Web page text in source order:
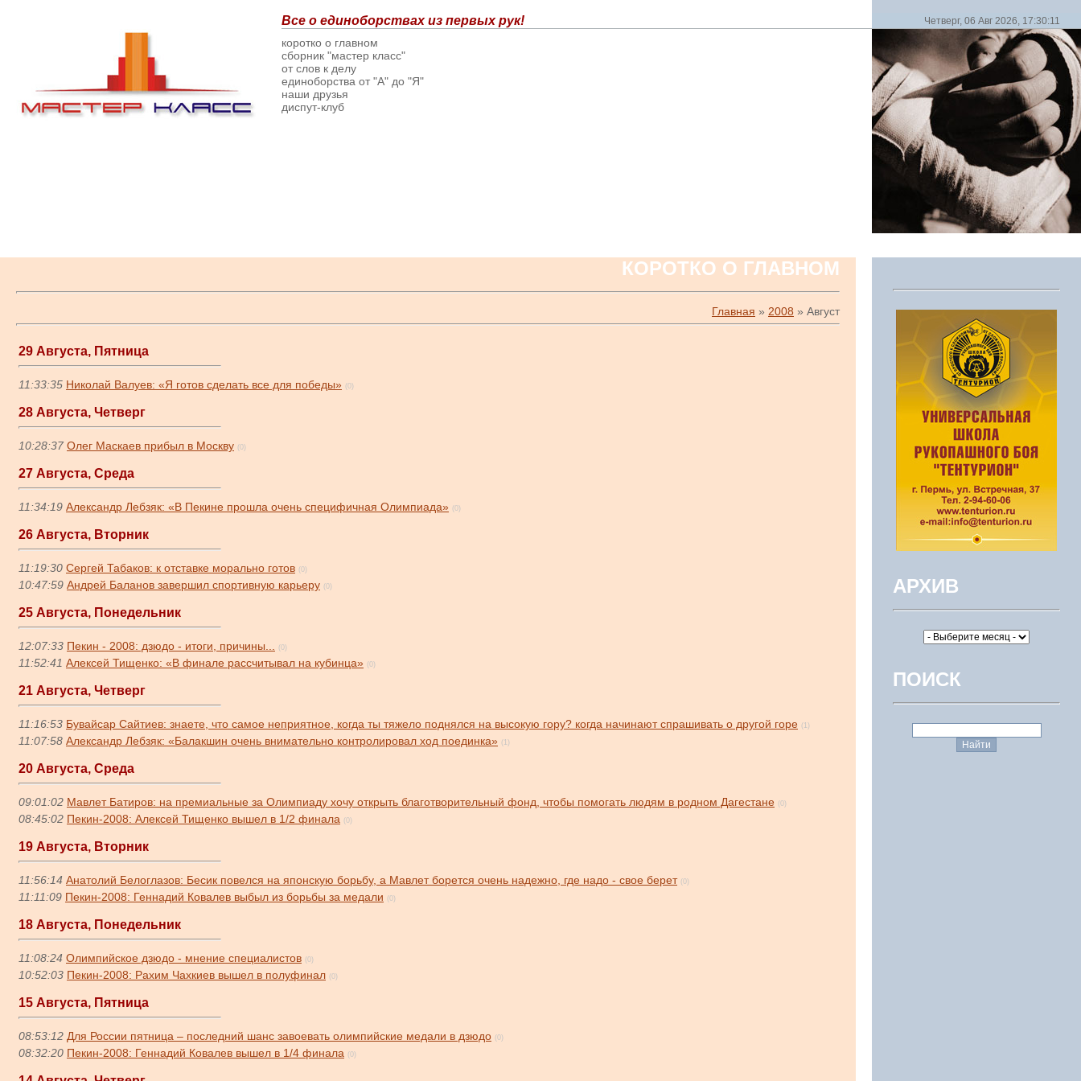
Все о единоборствах из первых рук! Четверг, 06 Авг 2026, 17:30:11
коротко о главном
сборник "мастер класс"
от слов к делу
единоборства от "А" до "Я"
наши друзья
диспут-клуб
КОРОТКО О ГЛАВНОМ
Главная » 2008 » Август
29 Августа, Пятница
11:33:35 Николай Валуев: «Я готов сделать все для победы» (0)
28 Августа, Четверг
10:28:37 Олег Маскаев прибыл в Москву (0)
27 Августа, Среда
11:34:19 Александр Лебзяк: «В Пекине прошла очень специфичная Олимпиада» (0)
26 Августа, Вторник
11:19:30 Сергей Табаков: к отставке морально готов (0)
10:47:59 Андрей Баланов завершил спортивную карьеру (0)
25 Августа, Понедельник
12:07:33 Пекин - 2008: дзюдо - итоги, причины... (0)
11:52:41 Алексей Тищенко: «В финале рассчитывал на кубинца» (0)
21 Августа, Четверг
11:16:53 Бувайсар Сайтиев: знаете, что самое неприятное, когда ты тяжело поднялся на высокую гору? когда начинают спрашивать о другой горе (1)
11:07:58 Александр Лебзяк: «Балакшин очень внимательно контролировал ход поединка» (1)
20 Августа, Среда
09:01:02 Мавлет Батиров: на премиальные за Олимпиаду хочу открыть благотворительный фонд, чтобы помогать людям в родном Дагестане (0)
08:45:02 Пекин-2008: Алексей Тищенко вышел в 1/2 финала (0)
19 Августа, Вторник
11:56:14 Анатолий Белоглазов: Бесик повелся на японскую борьбу, а Мавлет борется очень надежно, где надо - свое берет (0)
11:11:09 Пекин-2008: Геннадий Ковалев выбыл из борьбы за медали (0)
18 Августа, Понедельник
11:08:24 Олимпийское дзюдо - мнение специалистов (0)
10:52:03 Пекин-2008: Рахим Чахкиев вышел в полуфинал (0)
15 Августа, Пятница
08:53:12 Для России пятница – последний шанс завоевать олимпийские медали в дзюдо (0)
08:32:20 Пекин-2008: Геннадий Ковалев вышел в 1/4 финала (0)
АРХИВ
ПОИСК